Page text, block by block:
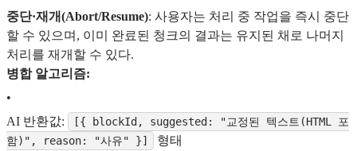
중단·재개(Abort/Resume): 사용자는 처리 중 작업을 즉시 중단
할 수 있으며, 이미 완료된 청크의 결과는 유지된 채로 나머지
처리를 재개할 수 있다.
병합 알고리즘:
•
AI 반환값:
[{ blockId, suggested: "교정된 텍스트(HTML 포
함)", reason: "사유" }]
형태